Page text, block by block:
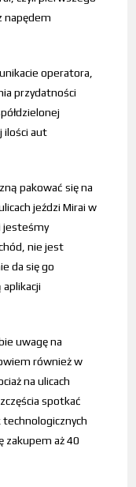
napędem
operatora,
przydatności
ilości aut
pakować się na
jeździ Mirai w
jesteśmy
nie jest
da się go
uwagę na
również w
na ulicach
spotkać
technologicznych
zakupem aż 40